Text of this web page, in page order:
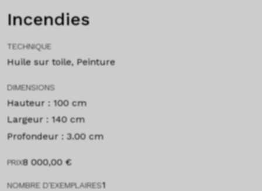
Incendies
TECHNIQUE
Huile sur toile, Peinture
DIMENSIONS
Hauteur : 100 cm
Largeur : 140 cm
Profondeur : 3.00 cm
PRIX8 000,00 €
NOMBRE D'EXEMPLAIRES1